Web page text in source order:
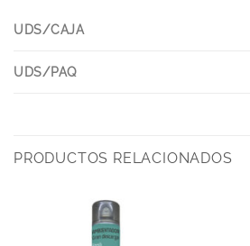
UDS/CAJA
UDS/PAQ
PRODUCTOS RELACIONADOS